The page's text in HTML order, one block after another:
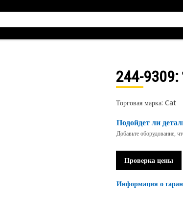
244-9309:
Торговая марка: Cat
Подойдет ли
Добавьте оборудование,
Проверка цены
Информация о